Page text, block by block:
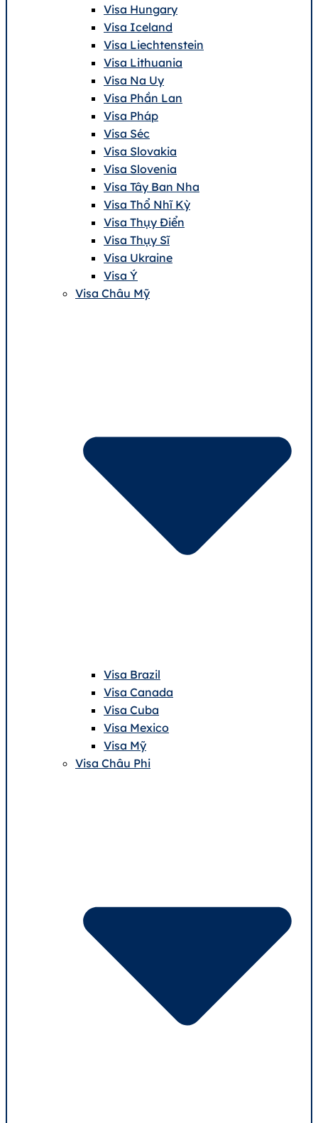
Visa Hungary
Visa Iceland
Visa Liechtenstein
Visa Lithuania
Visa Na Uy
Visa Phần Lan
Visa Pháp
Visa Séc
Visa Slovakia
Visa Slovenia
Visa Tây Ban Nha
Visa Thổ Nhĩ Kỳ
Visa Thụy Điển
Visa Thụy Sĩ
Visa Ukraine
Visa Ý
Visa Châu Mỹ
Visa Brazil
Visa Canada
Visa Cuba
Visa Mexico
Visa Mỹ
Visa Châu Phi